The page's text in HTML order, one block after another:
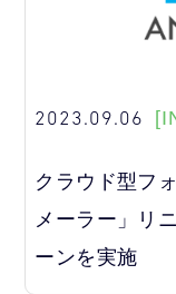
2023.09.06
クラウド型フ
メーラー」リ
ーンを実施